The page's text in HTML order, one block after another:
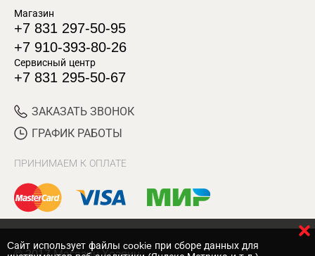
Магазин
+7 831 297-50-95
+7 910-393-80-26
Сервисный центр
+7 831 295-50-67
ЗАКАЗАТЬ ЗВОНОК
ГРАФИК РАБОТЫ
ПРИНИМАЕМ К ОПЛАТЕ
Cайт использует файлы cookie при сборе данных для